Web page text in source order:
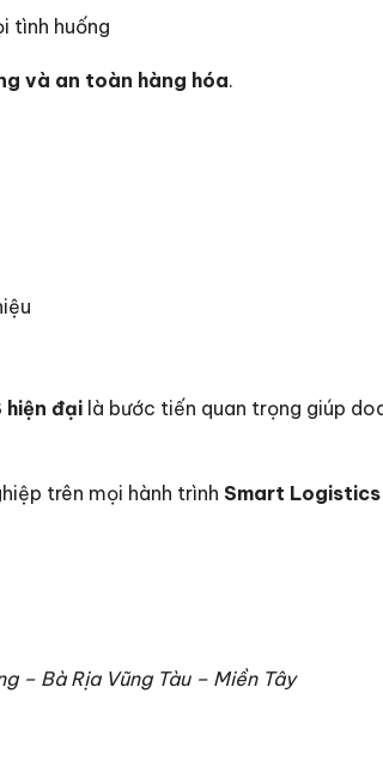
tình huống
và an toàn hàng hóa.
hiện đạilà bước tiến quan trọng giúp
trên mọi hành trình Smart Logistics
– Bà Rịa Vũng Tàu – Miền Tây